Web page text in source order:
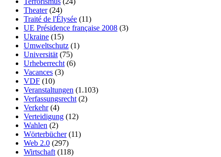
Theater(24)
Traité de l'Élysée (11)
UE Présidence française 2008 (3)
Ukraine (15)
Umweltschutz (1)
Universität (75)
Urheberrecht (6)
Vacances (3)
VDF (10)
Veranstaltungen (1.103)
Verfassungsrecht (2)
Verkehr(4)
Verteidigung (12)
Wahlen (2)
Wörterbücher(11)
Web 2.0 (297)
Wirtschaft (118)